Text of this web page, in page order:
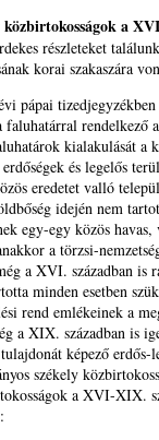
közbirtokosságok a
részleteket
korai szakaszára
pápai
faluhatárral rendelkező
kialakulását a
és legelős
eredetet valló
idején nem
egy-egy közös
a törzsi-
a XVI. században is
minden esetben
rend emlékeinek a
a XIX. században is
képező erdős-
székely
a XVI-XIX.